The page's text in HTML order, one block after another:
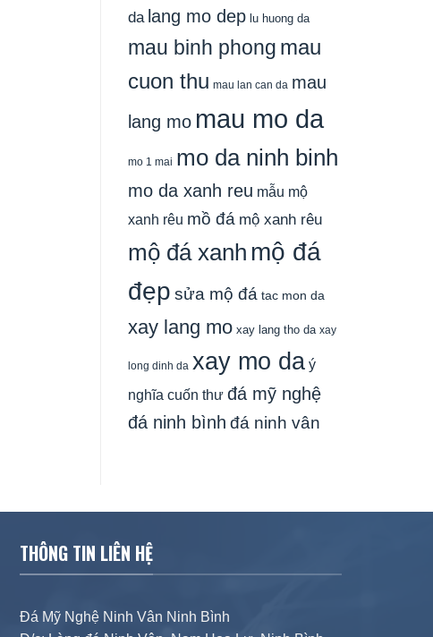
da lang mo dep lu huong da
mau binh phong mau
cuon thu mau lan can da mau
lang mo mau mo da
mo 1 mai mo da ninh binh
mo da xanh reu mẫu mộ
xanh rêu mồ đá mộ xanh rêu
mộ đá xanh mộ đá
đẹp sửa mộ đá tac mon da
xay lang mo xay lang tho da xay
long dinh da xay mo da ý
nghĩa cuốn thư đá mỹ nghệ
đá ninh bình đá ninh vân
THÔNG TIN LIÊN HỆ
Đá Mỹ Nghệ Ninh Vân Ninh Bình